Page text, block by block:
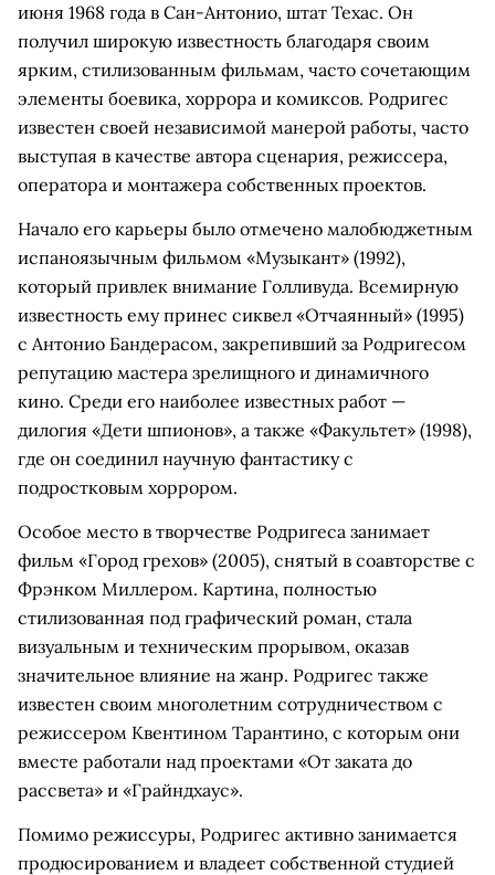
июня 1968 года в Сан-Антонио, штат Техас. Он
получил широкую известность благодаря своим
ярким, стилизованным фильмам, часто сочетающим
элементы боевика, хоррора и комиксов. Родригес
известен своей независимой манерой работы, часто
выступая в качестве автора сценария, режиссера,
оператора и монтажера собственных проектов.
Начало его карьеры было отмечено малобюджетным
испаноязычным фильмом «Музыкант» (1992),
который привлек внимание Голливуда. Всемирную
известность ему принес сиквел «Отчаянный» (1995)
с Антонио Бандерасом, закрепивший за Родригесом
репутацию мастера зрелищного и динамичного
кино. Среди его наиболее известных работ —
дилогия «Дети шпионов», а также «Факультет» (1998),
где он соединил научную фантастику с
подростковым хоррором.
Особое место в творчестве Родригеса занимает
фильм «Город грехов» (2005), снятый в соавторстве с
Фрэнком Миллером. Картина, полностью
стилизованная под графический роман, стала
визуальным и техническим прорывом, оказав
значительное влияние на жанр. Родригес также
известен своим многолетним сотрудничеством с
режиссером Квентином Тарантино, с которым они
вместе работали над проектами «От заката до
рассвета» и «Грайндхаус».
Помимо режиссуры, Родригес активно занимается
продюсированием и владеет собственной студией